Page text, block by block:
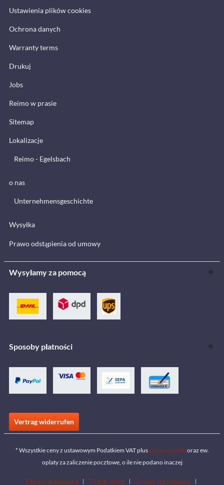
Ustawienia plików cookies
Ochrona danych
Warranty terms
Drukuj
Jobs
Reimo w prasie
Sitemap
Lokalizacje
Reimo - Egelsbach
o nas
Unternehmensgeschichte
Wysyłka
Prawo odstąpienia od umowy
Wysyłamy za pomocą
Sposoby płatności
Vertrag widerrufen
* Wszystkie ceny z ustawowym Podatkiem VAT plus koszty wysyłki oraz ew.
opłaty za zaliczenie pocztowe, o ile nie podano inaczej
Obszar pobierania Znajdź sklep Zostań sprzedawcą